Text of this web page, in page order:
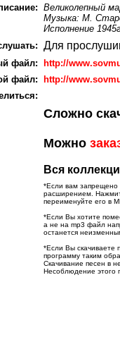
Великолепный
Музыка: М.
Исполнение
Для
файл:
http://
файл:
http://
Сложно
Можно
Вся
*Если вам запрещено
расширением.
переименуйте его в
*Если Вы хотите
а не на mp3 файл
останется
*Если Вы скачиваете
программу таким
Скачивание песен в
Несоблюдение этого